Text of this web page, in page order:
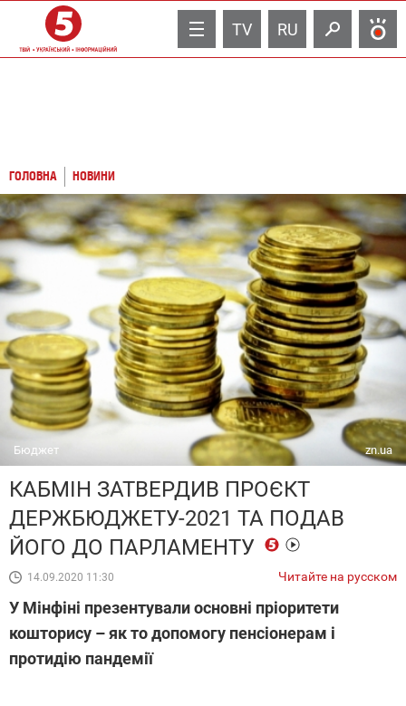
TV RU
ГОЛОВНА НОВИНИ
Бюджет zn.ua
КАБМІН ЗАТВЕРДИВ ПРОЄКТ
ДЕРЖБЮДЖЕТУ-2021 ТА ПОДАВ
ЙОГО ДО ПАРЛАМЕНТУ
14.09.2020 11:30 Читайте на русском
У Мінфіні презентували основні пріоритети
кошторису – як то допомогу пенсіонерам і
протидію пандемії